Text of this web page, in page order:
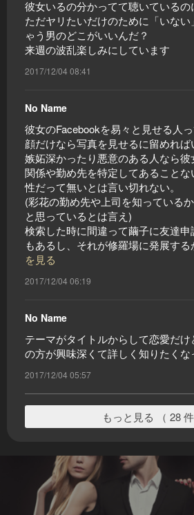
彼女いるの分かってて聴いているの
ただヤリたいだけのために「いな
ゃう男のどこがいいんだ？
来週の波乱楽しみにしています
2017/12/04 08:41
No Name
彼女のFacebookを易々と見せる人
顔だけなら写真を見せるに留めれば
嫉妬深かったり悪意のある人なら
関係や勤め先を特定してあること
性だって無いとは言い切れない。
(彩花の勤め先や上司を知っている
と思っているとは言え)
検索した時に間違って繭子に友達
もあるし、それが修羅場に発展す
を見る
2017/12/04 06:19
No Name
テーマがタイトルからして恋愛だ
の方が興味深くて詳しく知りたくな
2017/12/04 05:57
もっと見る （ 28 件